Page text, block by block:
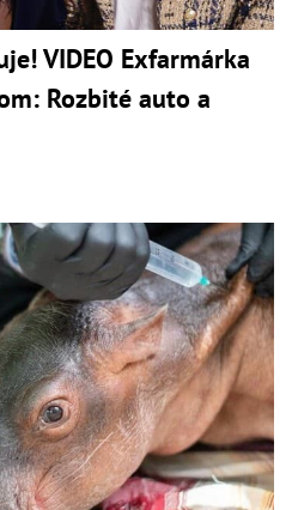
VIDEO Exfarmárka
Rozbité auto a